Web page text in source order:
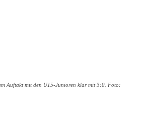
Auftakt mit den U15-Junioren klar mit 3:0. Foto: